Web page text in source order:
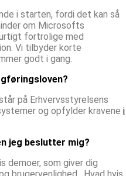
i starten, fordi det kan så
om Microsofts
fortrolige med
Vi tilbyder korte
godt i gang.
på Erhvervsstyrelsens
og opfylder kravene i
jeg beslutter mig?
demoer, som giver dig